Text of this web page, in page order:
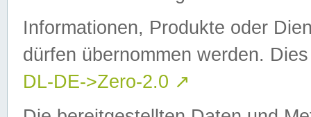
Informationen, Produkte oder
dürfen übernommen werden.
DL-DE->Zero-2.0 ↗